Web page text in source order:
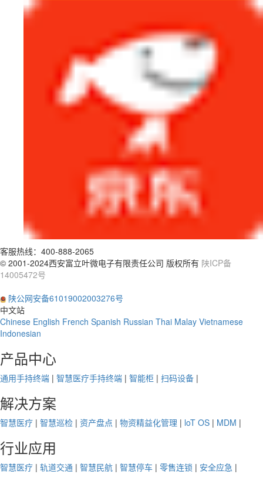
客服热线： 400-888-2065
© 2001-2024西安富立叶微电子有限责任公司 版权所有 陕ICP备
14005472号
陕公网安备61019002003276号
中文站
Chinese English French Spanish Russian Thai Malay Vietnamese
Indonesian
产品中心
通用手持终端 | 智慧医疗手持终端 | 智能柜 | 扫码设备 |
解决方案
智慧医疗 | 智慧巡检 | 资产盘点 | 物资精益化管理 | loT OS | MDM |
行业应用
智慧医疗 | 轨道交通 | 智慧民航 | 智慧停车 | 零售连锁 | 安全应急 |